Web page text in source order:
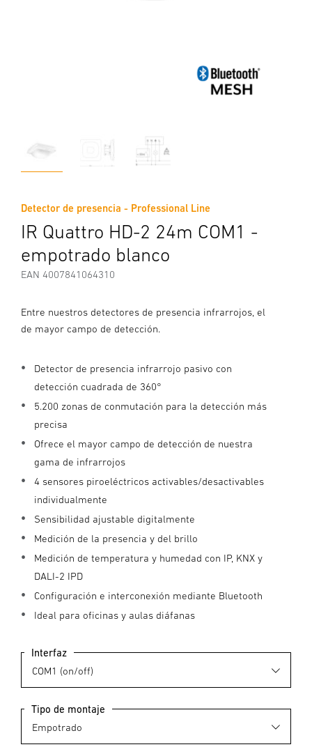
Detector de presencia - Professional Line
IR Quattro HD-2 24m COM1 -
empotrado blanco
EAN 4007841064310
Entre nuestros detectores de presencia infrarrojos, el
de mayor campo de detección.
Detector de presencia infrarrojo pasivo con
detección cuadrada de 360°
5.200 zonas de conmutación para la detección más
precisa
Ofrece el mayor campo de detección de nuestra
gama de infrarrojos
4 sensores piroeléctricos activables/desactivables
individualmente
Sensibilidad ajustable digitalmente
Medición de la presencia y del brillo
Medición de temperatura y humedad con IP, KNX y
DALI-2 IPD
Configuración e interconexión mediante Bluetooth
Ideal para oficinas y aulas diáfanas
Interfaz
Tipo de montaje